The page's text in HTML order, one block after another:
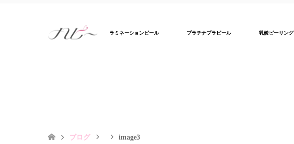
ラミネーションピール プラチナプラピール 乳酸ピーリング
ブログ image3